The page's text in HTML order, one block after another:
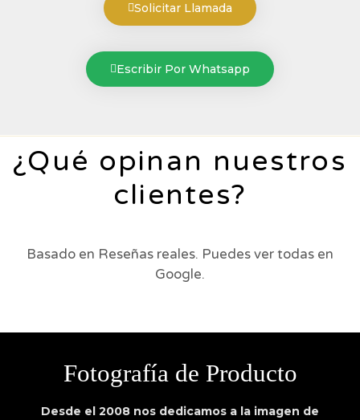
Solicitar Llamada
Escribir Por Whatsapp
¿Qué opinan nuestros
clientes?
Basado en Reseñas reales. Puedes ver todas en
Google.
Fotografía de Producto
Desde el 2008 nos dedicamos a la imagen de